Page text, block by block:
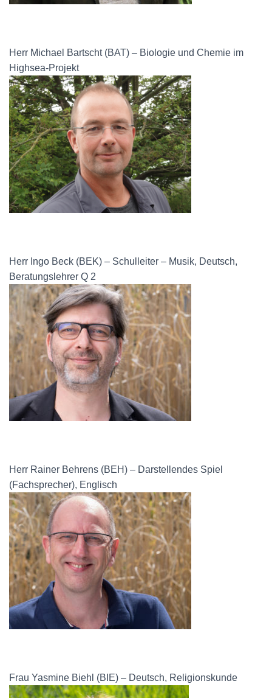
Herr Michael Bartscht (BAT) – Biologie und Chemie im
Highsea-Projekt
Herr Ingo Beck (BEK) – Schulleiter – Musik, Deutsch,
Beratungslehrer Q 2
Herr Rainer Behrens (BEH) – Darstellendes Spiel
(Fachsprecher), Englisch
Frau Yasmine Biehl (BIE) – Deutsch, Religionskunde